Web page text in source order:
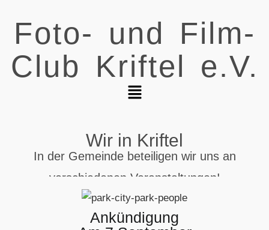
Foto- und Film-
Club Kriftel e.V.
Wir in Kriftel
In der Gemeinde beteiligen wir uns an
verschiedenen Veranstaltungen!
Ankündigung